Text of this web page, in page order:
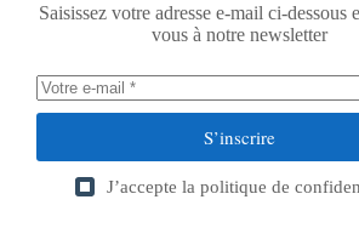
Saisissez votre adresse e-mail ci-dessous
vous à notre newsletter
S’inscrire
J’accepte la politique de